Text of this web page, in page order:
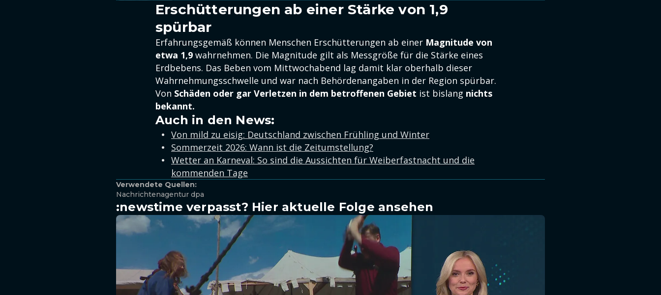
Erschütterungen ab einer Stärke von 1,9
spürbar
Erfahrungsgemäß können Menschen Erschütterungen ab einer Magnitude von
etwa 1,9 wahrnehmen. Die Magnitude gilt als Messgröße für die Stärke eines
Erdbebens. Das Beben vom Mittwochabend lag damit klar oberhalb dieser
Wahrnehmungsschwelle und war nach Behördenangaben in der Region spürbar.
Von Schäden oder gar Verletzen in dem betroffenen Gebiet ist bislang nichts
bekannt.
Auch in den News:
Von mild zu eisig: Deutschland zwischen Frühling und Winter
Sommerzeit 2026: Wann ist die Zeitumstellung?
Wetter an Karneval: So sind die Aussichten für Weiberfastnacht und die
kommenden Tage
Verwendete Quellen:
Nachrichtenagentur dpa
:newstime verpasst? Hier aktuelle Folge ansehen